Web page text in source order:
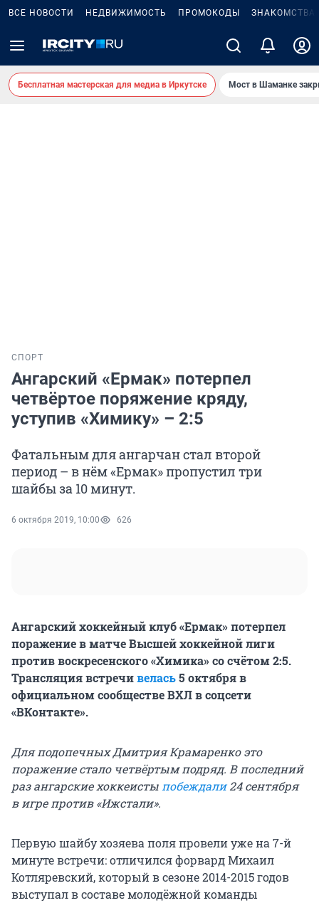
ВСЕ НОВОСТИ НЕДВИЖИМОСТЬ ПРОМОКОДЫ ЗНАКОМСТВА
Бесплатная мастерская для медиа в Иркутске Мост в Шаманке
СПОРТ
Ангарский «Ермак» потерпел
четвёртое поряжение кряду,
уступив «Химику» – 2:5
Фатальным для ангарчан стал второй
период – в нём «Ермак» пропустил три
шайбы за 10 минут.
6 октября 2019, 10:00 626
Ангарский хоккейный клуб «Ермак» потерпел
поражение в матче Высшей хоккейной лиги
против воскресенского «Химика» со счётом 2:5.
Трансляция встречивелась5 октября в
официальном сообществе ВХЛ в соцсети
«ВКонтакте».
Для подопечных Дмитрия Крамаренко это
поражение стало четвёртым подряд. В последний
раз ангарские хоккеисты побеждали24 сентября
в игре против «Ижстали».
Первую шайбу хозяева поля провели уже на 7-й
минуте встречи: отличился форвард Михаил
Котляревский, который в сезоне 2014-2015 годов
выступал в составе молодёжной команды